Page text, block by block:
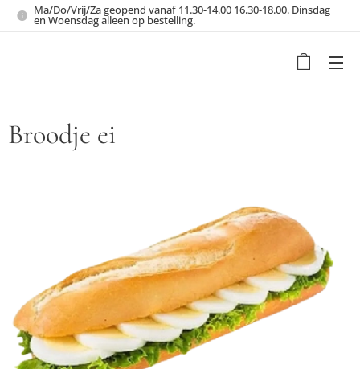
Ma/Do/Vrij/Za geopend vanaf 11.30-14.00 16.30-18.00. Dinsdag
en Woensdag alleen op bestelling.
Broodje ei